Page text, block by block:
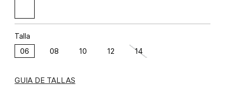
Talla
06 08 10 12 14
GUIA DE TALLAS